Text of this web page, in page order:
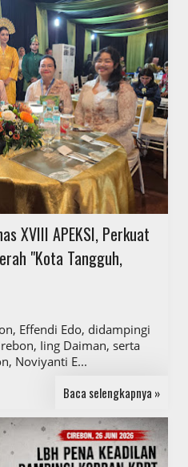
XVIII APEKSI, Perkuat
"Kota Tangguh,
Effendi Edo, didampingi
Iing Daiman, serta
Noviyanti E...
Baca selengkapnya »